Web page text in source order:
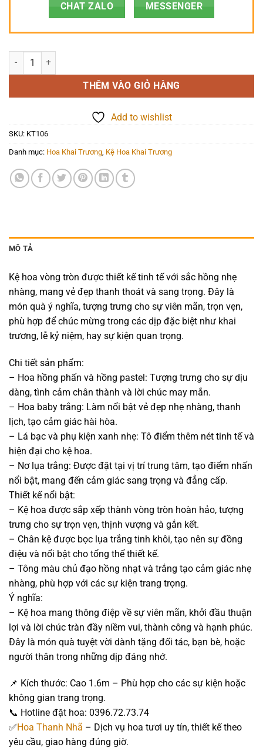
CHAT ZALO MESSENGER
Hoa Khai Trương - Khúc Ca Khải Hoàn - KT106 số lượng
THÊM VÀO GIỎ HÀNG
Add to wishlist
SKU: KT106
Danh mục: Hoa Khai Trương Kệ Hoa Khai Trương
MÔ TẢ
Kệ hoa vòng tròn được thiết kế tinh tế với sắc hồng nhẹ
nhàng, mang vẻ đẹp thanh thoát và sang trọng. Đây là
món quà ý nghĩa, tượng trưng cho sự viên mãn, trọn vẹn,
phù hợp để chúc mừng trong các dịp đặc biệt như khai
trương, lễ kỷ niệm, hay sự kiện quan trọng.
Chi tiết sản phẩm:
– Hoa hồng phấn và hồng pastel: Tượng trưng cho sự dịu
dàng, tình cảm chân thành và lời chúc may mắn.
– Hoa baby trắng: Làm nổi bật vẻ đẹp nhẹ nhàng, thanh
lịch, tạo cảm giác hài hòa.
– Lá bạc và phụ kiện xanh nhẹ: Tô điểm thêm nét tinh tế và
hiện đại cho kệ hoa.
– Nơ lụa trắng: Được đặt tại vị trí trung tâm, tạo điểm nhấn
nổi bật, mang đến cảm giác sang trọng và đẳng cấp.
Thiết kế nổi bật:
– Kệ hoa được sắp xếp thành vòng tròn hoàn hảo, tượng
trưng cho sự trọn vẹn, thịnh vượng và gắn kết.
– Chân kệ được bọc lụa trắng tinh khôi, tạo nên sự đồng
điệu và nổi bật cho tổng thể thiết kế.
– Tông màu chủ đạo hồng nhạt và trắng tạo cảm giác nhẹ
nhàng, phù hợp với các sự kiện trang trọng.
Ý nghĩa:
– Kệ hoa mang thông điệp về sự viên mãn, khởi đầu thuận
lợi và lời chúc tràn đầy niềm vui, thành công và hạnh phúc.
Đây là món quà tuyệt vời dành tặng đối tác, bạn bè, hoặc
người thân trong những dịp đáng nhớ.
📌 Kích thước: Cao 1.6m – Phù hợp cho các sự kiện hoặc
không gian trang trọng.
📞 Hotline đặt hoa: 0396.72.73.74
✅Hoa Thanh Nhã – Dịch vụ hoa tươi uy tín, thiết kế theo
yêu cầu, giao hàng đúng giờ.